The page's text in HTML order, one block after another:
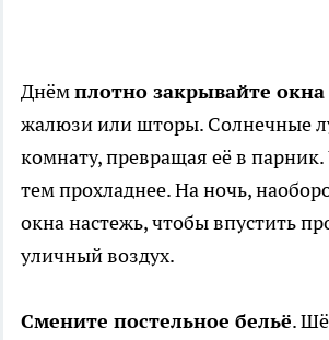
Днёмплотно закрывайте окна
жалюзи или шторы. Солнечные
комнату, превращая её в
тем прохладнее. На ночь,
окна настежь, чтобы впустить
уличный воздух.
Смените постельное бельё.